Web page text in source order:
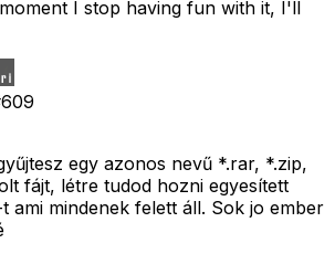
I stop having fun with it, I'll
609
egy azonos nevű *.rar, *.zip,
fájt, létre tudod hozni egyesített
ami mindenek felett áll. Sok jo ember